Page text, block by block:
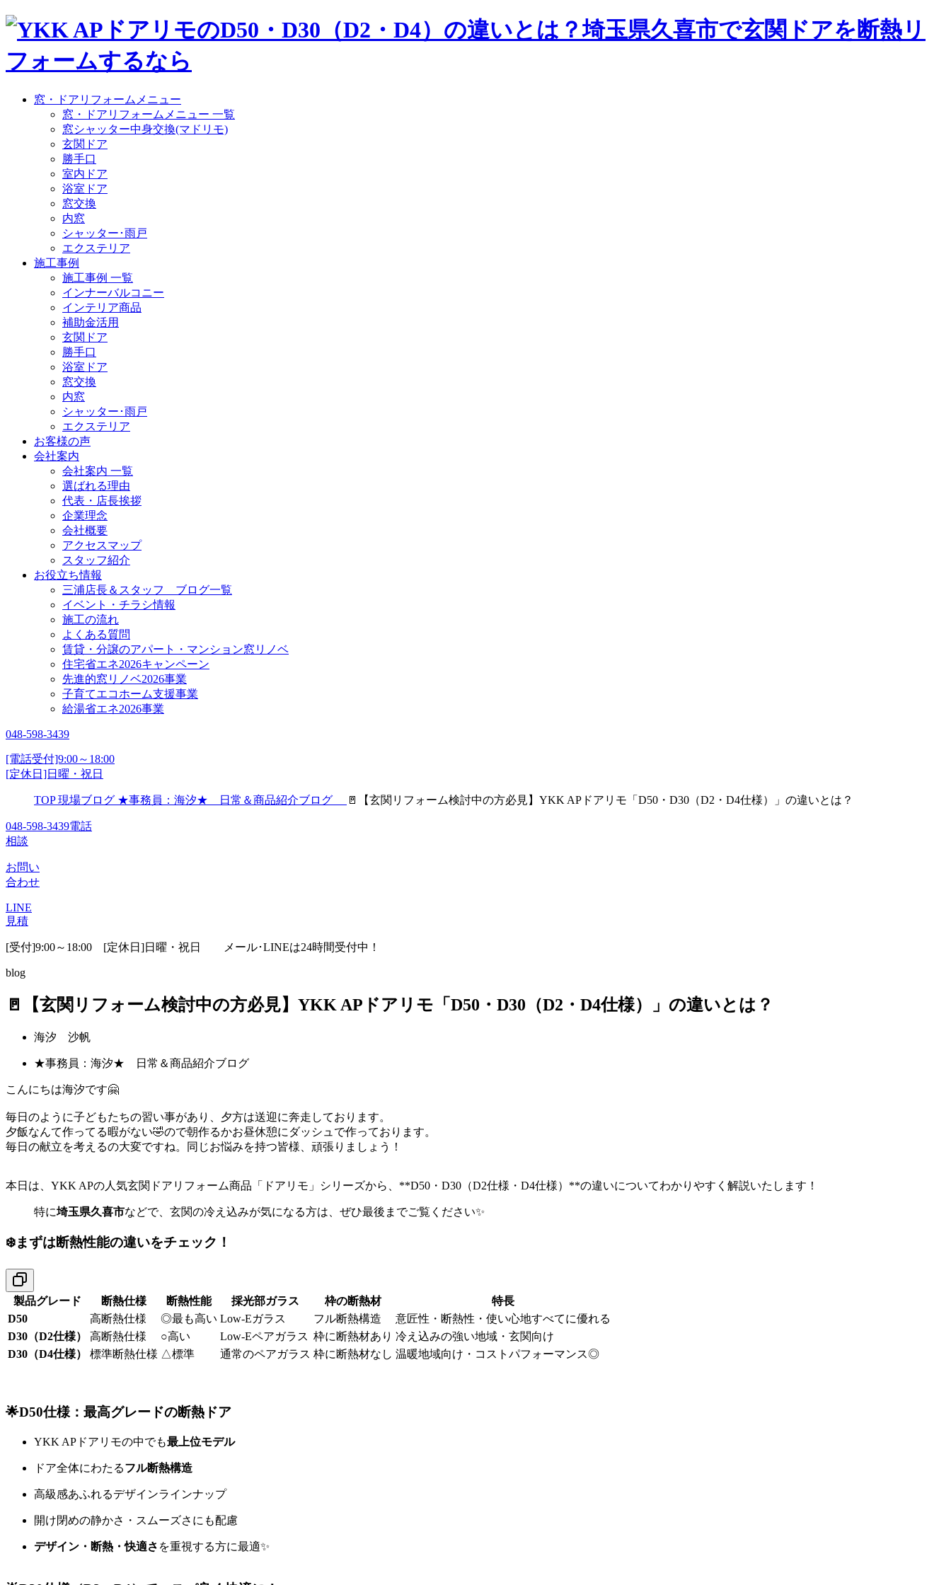
窓・ドアリフォームメニュー
窓・ドアリフォームメニュー 一覧
窓シャッター中身交換(マドリモ)
玄関ドア
勝手口
室内ドア
浴室ドア
窓交換
内窓
シャッター･雨戸
エクステリア
施工事例
施工事例 一覧
インナーバルコニー
インテリア商品
補助金活用
玄関ドア
勝手口
浴室ドア
窓交換
内窓
シャッター･雨戸
エクステリア
お客様の声
会社案内
会社案内 一覧
選ばれる理由
代表・店長挨拶
企業理念
会社概要
アクセスマップ
スタッフ紹介
お役立ち情報
三浦店長＆スタッフ ブログ一覧
イベント・チラシ情報
施工の流れ
よくある質問
賃貸・分譲のアパート・マンション窓リノベ
住宅省エネ2026キャンペーン
先進的窓リノベ2026事業
子育てエコホーム支援事業
給湯省エネ2026事業
048-598-3439
[電話受付]9:00～18:00
[定休日]日曜・祝日
TOP 現場ブログ ★事務員：海汐★ 日常＆商品紹介ブログ 🚪【玄関リフォーム検討中の方必見】YKK APドアリモ「D50・D30（D2・D4仕様）」の違いとは？
048-598-3439電話
相談
お問い
合わせ
LINE
見積
[受付]9:00～18:00 [定休日]日曜・祝日 メール･LINEは24時間受付中！
blog
🚪【玄関リフォーム検討中の方必見】YKK APドアリモ「D50・D30（D2・D4仕様）」の違いとは？
海汐 沙帆
★事務員：海汐★ 日常＆商品紹介ブログ
こんにちは海汐です🤗
毎日のように子どもたちの習い事があり、夕方は送迎に奔走しております。
夕飯なんて作ってる暇がない🤣ので朝作るかお昼休憩にダッシュで作っております。
毎日の献立を考えるの大変ですね。同じお悩みを持つ皆様、頑張りましょう！
本日は、YKK APの人気玄関ドアリフォーム商品「ドアリモ」シリーズから、**D50・D30（D2仕様・D4仕様）**の違いについてわかりやすく解説いたします！
特に埼玉県久喜市などで、玄関の冷え込みが気になる方は、ぜひ最後までご覧ください✨
❄️まずは断熱性能の違いをチェック！
製品グレード 断熱仕様 断熱性能 採光部ガラス 枠の断熱材
特長
D50
高断熱仕様 ◎最も高い Low-Eガラス フル断熱構造
意匠性・断熱性・使い心地すべてに優れる
D30（D2仕様）
高断熱仕様 ○高い Low-Eペアガラス 枠に断熱材あり 冷え込みの強い地域・玄関向け
D30（D4仕様）
標準断熱仕様 △標準 通常のペアガラス 枠に断熱材なし 温暖地域向け・コストパフォーマンス◎
🌟D50仕様：最高グレードの断熱ドア
YKK APドアリモの中でも最上位モデル
ドア全体にわたるフル断熱構造
高級感あふれるデザインラインナップ
開け閉めの静かさ・スムーズさにも配慮
デザイン・断熱・快適さ を重視する方に最適✨